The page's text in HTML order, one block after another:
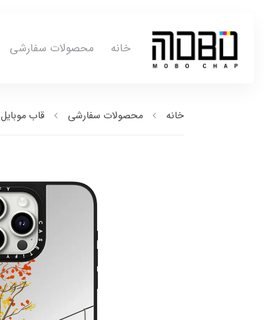
خانه محصولات سفارشی
خانه محصولات سفارشی قاب موبایل